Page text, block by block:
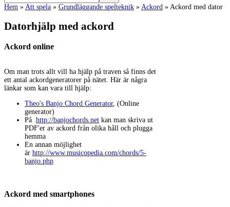
Hem » Att spela » Grundläggande spelteknik » Ackord » Ackord med dator
Datorhjälp med ackord
Ackord online
Om man trots allt vill ha hjälp på traven så finns det
ett antal ackordgeneratorer på nätet. Här är några
länkar som kan vara till hjälp:
Theo's Banjo Chord Generator, (Online
generator)
På http://banjochords.net kan man skriva ut
PDF'er av ackord från olika håll och plugga
hemma
En annan möjlighet
är http://www.musicopedia.com/chords/5-
banjo.php
Ackord med smartphones